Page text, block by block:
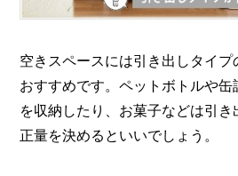
空きスペースには引き出しタイ
おすすめです。ペットボトルや
を収納したり、お菓子などは引
正量を決めるといいでしょう。